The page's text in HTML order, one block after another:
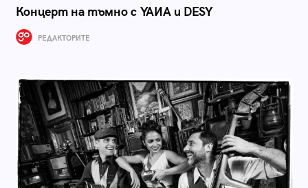
Концерт на тъмно с YAИA и DESY
РЕДАКТОРИТЕ